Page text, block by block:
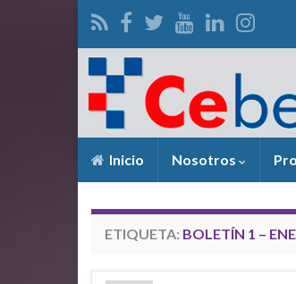
Inicio Nosotros
ETIQUETA: BOLETÍN 1 –